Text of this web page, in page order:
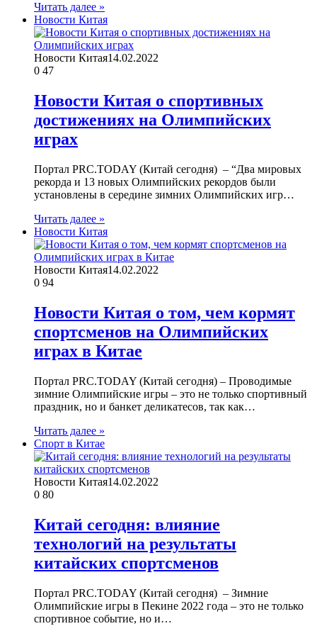
Читать далее »
Новости Китая
Новости Китая14.02.2022
0 47
Новости Китая о спортивных
достижениях на Олимпийских
играх
Портал PRC.TODAY (Китай сегодня) – “Два мировых
рекорда и 13 новых Олимпийских рекордов были
установлены в середине зимних Олимпийских игр…
Читать далее »
Новости Китая
Новости Китая14.02.2022
0 94
Новости Китая о том, чем кормят
спортсменов на Олимпийских
играх в Китае
Портал PRC.TODAY (Китай сегодня) – Проводимые
зимние Олимпийские игры – это не только спортивный
праздник, но и банкет деликатесов, так как…
Читать далее »
Спорт в Китае
Новости Китая14.02.2022
0 80
Китай сегодня: влияние
технологий на результаты
китайских спортсменов
Портал PRC.TODAY (Китай сегодня) – Зимние
Олимпийские игры в Пекине 2022 года – это не только
спортивное событие, но и…